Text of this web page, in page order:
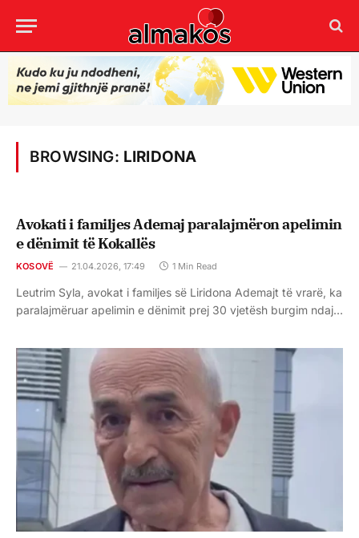
BROWSING: LIRIDONA
Avokati i familjes Ademaj paralajmëron apelimin
e dënimit të Kokallës
KOSOVË 21.04.2026, 17:49 1 Min Read
Leutrim Syla, avokat i familjes së Liridona Ademajt të vrarë, ka
paralajmëruar apelimin e dënimit prej 30 vjetësh burgim ndaj…